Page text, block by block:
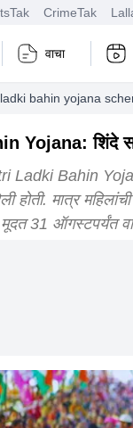
CrimeTak
वाचा
ladki bahin yojana
Yojana: शिंदे
Ladki Bahin
होती. मात्र
मूदत 31 ऑगस्टपर्यंत